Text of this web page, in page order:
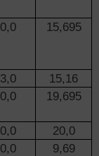
0,0 15,695
3,0
15,16
0,0 19,695
0,0
20,0
0,0 9,69